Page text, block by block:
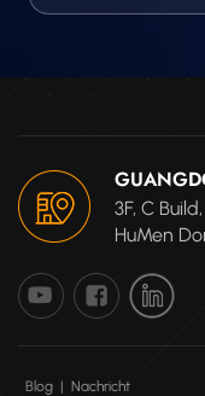
3F, C
HuMen
Blog | Nachricht